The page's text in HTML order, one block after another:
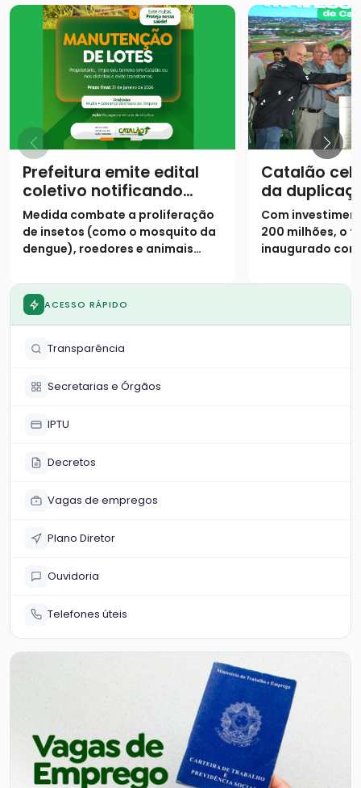
Prefeitura emite edital
coletivo notificando
proprietários para
limpeza de lotes até 31
de janeiro
Medida combate a proliferação
de insetos (como o mosquito da
dengue), roedores e animais
Catalão
da
urbano da
Com
200 milhões, o
inaugurado
marginais e 9
ACESSO RÁPIDO
Transparência
Secretarias e Órgãos
IPTU
Decretos
Vagas de empregos
Plano Diretor
Ouvidoria
Telefones úteis